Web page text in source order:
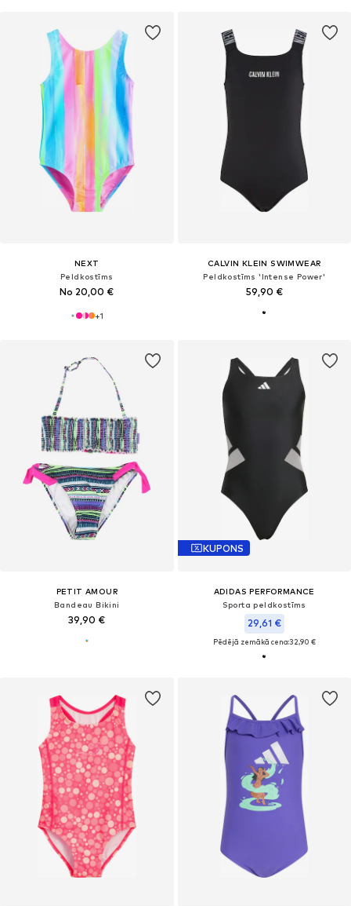
NEXT
Peldkostīms
No 20,00 €
+1
CALVIN KLEIN SWIMWEAR
Peldkostīms 'Intense Power'
59,90 €
PETIT AMOUR
Bandeau Bikini
39,90 €
KUPONS
ADIDAS PERFORMANCE
Sporta peldkostīms
29,61 €
Pēdējā zemākā cena:32,90 €